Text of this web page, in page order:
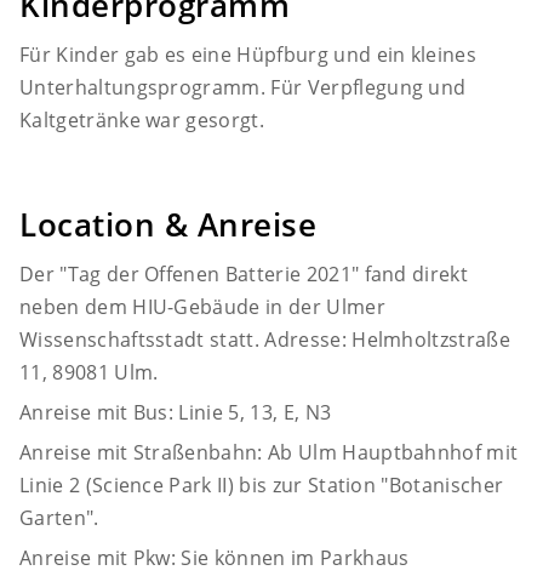
Für Kinder gab es eine Hüpfburg und ein kleines
Unterhaltungsprogramm. Für Verpflegung und
Kaltgetränke war gesorgt.
Location & Anreise
Der "Tag der Offenen Batterie 2021" fand direkt
neben dem HIU-Gebäude in der Ulmer
Wissenschaftsstadt statt. Adresse: Helmholtzstraße
11, 89081 Ulm.
Anreise mit Bus: Linie 5, 13, E, N3
Anreise mit Straßenbahn: Ab Ulm Hauptbahnhof mit
Linie 2 (Science Park II) bis zur Station "Botanischer
Garten".
Anreise mit Pkw: Sie können im Parkhaus